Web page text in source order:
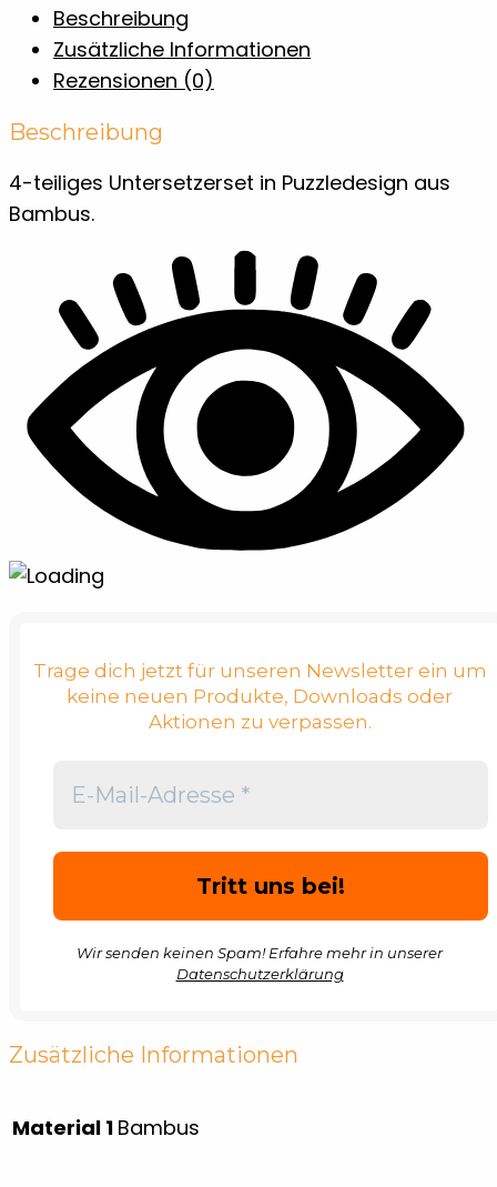
Beschreibung
Zusätzliche Informationen
Rezensionen (0)
Beschreibung
4-teiliges Untersetzerset in Puzzledesign aus
Bambus.
Trage dich jetzt für unseren Newsletter ein um
keine neuen Produkte, Downloads oder
Aktionen zu verpassen.
Wir senden keinen Spam! Erfahre mehr in unserer
Datenschutzerklärung
Zusätzliche Informationen
Material 1 Bambus